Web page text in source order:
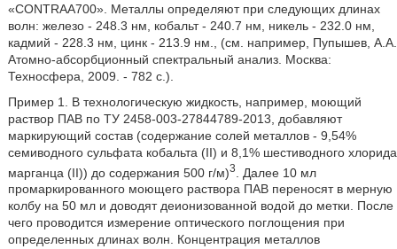
«CONTRAA700». Металлы определяют при следующих длинах
волн: железо - 248.3 нм, кобальт - 240.7 нм, никель - 232.0 нм,
кадмий - 228.3 нм, цинк - 213.9 нм., (см. например, Пупышев, А.А.
Атомно-абсорбционный спектральный анализ. Москва:
Техносфера, 2009. - 782 с.).
Пример 1. В технологическую жидкость, например, моющий
раствор ПАВ по ТУ 2458-003-27844789-2013, добавляют
маркирующий состав (содержание солей металлов - 9,54%
семиводного сульфата кобальта (II) и 8,1% шестиводного хлорида
марганца (II)) до содержания 500 г/м)3
. Далее 10 мл
промаркированного моющего раствора ПАВ переносят в мерную
колбу на 50 мл и доводят деионизованной водой до метки. После
чего проводится измерение оптического поглощения при
определенных длинах волн. Концентрация металлов